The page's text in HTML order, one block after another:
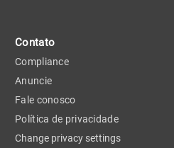
Contato
Compliance
Anuncie
Fale conosco
Política de privacidade
Change privacy settings